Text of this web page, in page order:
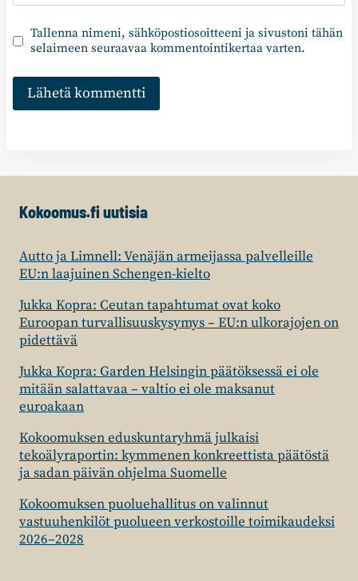
Tallenna nimeni, sähköpostiosoitteeni ja sivustoni tähän
selaimeen seuraavaa kommentointikertaa varten.
Kokoomus.fi uutisia
Autto ja Limnell: Venäjän armeijassa palvelleille
EU:n laajuinen Schengen-kielto
Jukka Kopra: Ceutan tapahtumat ovat koko
Euroopan turvallisuuskysymys – EU:n ulkorajojen on
pidettävä
Jukka Kopra: Garden Helsingin päätöksessä ei ole
mitään salattavaa – valtio ei ole maksanut
euroakaan
Kokoomuksen eduskuntaryhmä julkaisi
tekoälyraportin: kymmenen konkreettista päätöstä
ja sadan päivän ohjelma Suomelle
Kokoomuksen puoluehallitus on valinnut
vastuuhenkilöt puolueen verkostoille toimikaudeksi
2026–2028